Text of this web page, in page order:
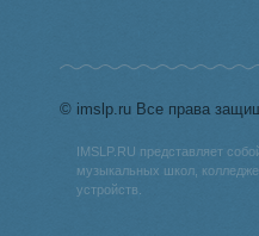
© imslp.ru Все права
IMSLP.RU представляет
музыкальных школ,
устройств.